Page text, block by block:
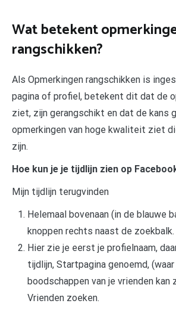
Wat betekent
rangschikken?
Als Opmerkingen rangschikken is
pagina of profiel, betekent dit dat de
ziet, zijn gerangschikt en dat de kans
opmerkingen van hoge kwaliteit ziet
zijn.
Hoe kun je je tijdlijn zien op
Mijn tijdlijn terugvinden
Helemaal bovenaan (in de blauwe
knoppen rechts naast de zoekbalk.
Hier zie je eerst je profielnaam,
tijdlijn, Startpagina genoemd,
boodschappen van je vrienden kan
Vrienden zoeken.